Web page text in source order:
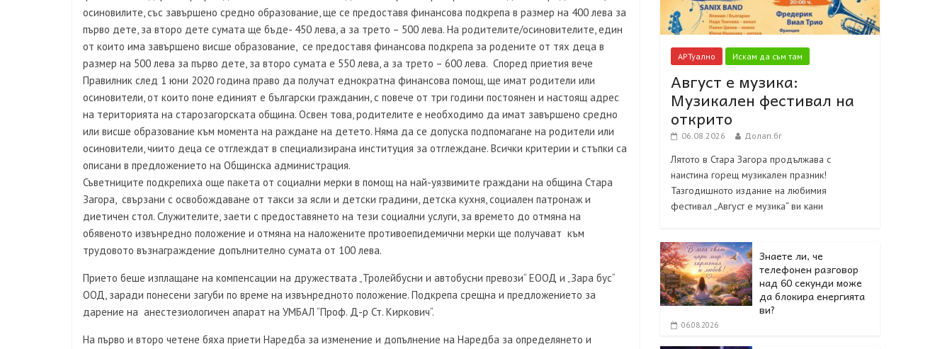
осиновилите, със завършено средно образование, ще се предоставя финансова подкрепа в размер на 400 лева за
първо дете, за второ дете сумата ще бъде- 450 лева, а за трето – 500 лева. На родителите/осиновителите, един
от които има завършено висше образование, се предоставя финансова подкрепа за родените от тях деца в
размер на 500 лева за първо дете, за второ сумата е 550 лева, а за трето – 600 лева. Според приетия вече
Правилник след 1 юни 2020 година право да получат еднократна финансова помощ, ще имат родители или
осиновители, от които поне единият е български гражданин, с повече от три години постоянен и настоящ адрес
на територията на старозагорската община. Освен това, родителите е необходимо да имат завършено средно
или висше образование към момента на раждане на детето. Няма да се допуска подпомагане на родители или
осиновители, чиито деца се отглеждат в специализирана институция за отглеждане. Всички критерии и стъпки са
описани в предложението на Общинска администрация.
Съветниците подкрепиха още пакета от социални мерки в помощ на най-уязвимите граждани на община Стара
Загора, свързани с освобождаване от такси за ясли и детски градини, детска кухня, социален патронаж и
диетичен стол. Служителите, заети с предоставянето на тези социални услуги, за времето до отмяна на
обявеното извънредно положение и отмяна на наложените противоепидемични мерки ще получават към
трудовото възнаграждение допълнително сумата от 100 лева.
Прието беше изплащане на компенсации на дружествата „Тролейбусни и автобусни превози“ ЕООД и „Зара бус“
ООД, заради понесени загуби по време на извънредното положение. Подкрепа срещна и предложението за
дарение на анестезиологичен апарат на УМБАЛ “Проф. Д-р Ст. Киркович“.
На първо и второ четене бяха приети Наредба за изменение и допълнение на Наредба за определянето и
АРТуално Искам да съм там
Август е музика:
Музикален фестивал на
открито
06.08.2026 Долап.бг
Лятото в Стара Загора продължава с
наистина горещ музикален празник!
Тазгодишното издание на любимия
фестивал „Август е музика“ ви кани
Знаете ли, че
телефонен разговор
над 60 секунди може
да блокира енергията
ви?
06.08.2026